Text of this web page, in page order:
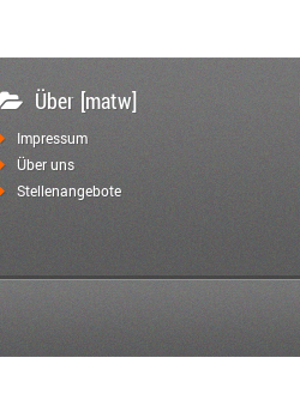
Über [matw]
Impressum
Über uns
Stellenangebote